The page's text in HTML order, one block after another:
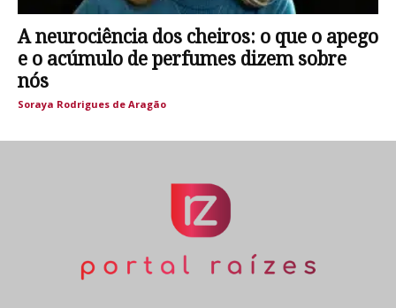
A neurociência dos cheiros: o que o apego
e o acúmulo de perfumes dizem sobre
nós
Soraya Rodrigues de Aragão